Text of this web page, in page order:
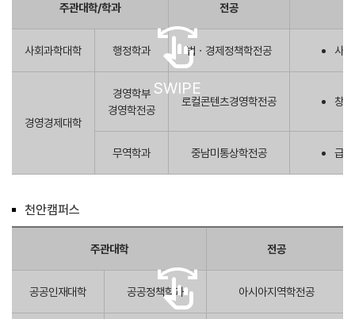
swipe
SWIPE
주관대학/학과 전공
사회과학대학 행정학과 법ㆍ경제정책학전공 사
경영경제대학
경영학부
경영학전공
로컬콘텐츠경영학전공 창
무역학과 중남미통상학전공 급
천안캠퍼스
swipe
주관대학 전공
공공인재대학 공공정책학과 아시아지역학전공